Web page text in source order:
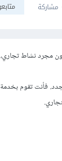
مشاركة
مجرد نشاط
فأنت تقوم بخدمة